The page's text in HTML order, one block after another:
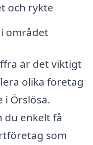
och rykte
området
är det viktigt
olika företag
i Örslösa.
du enkelt få
som